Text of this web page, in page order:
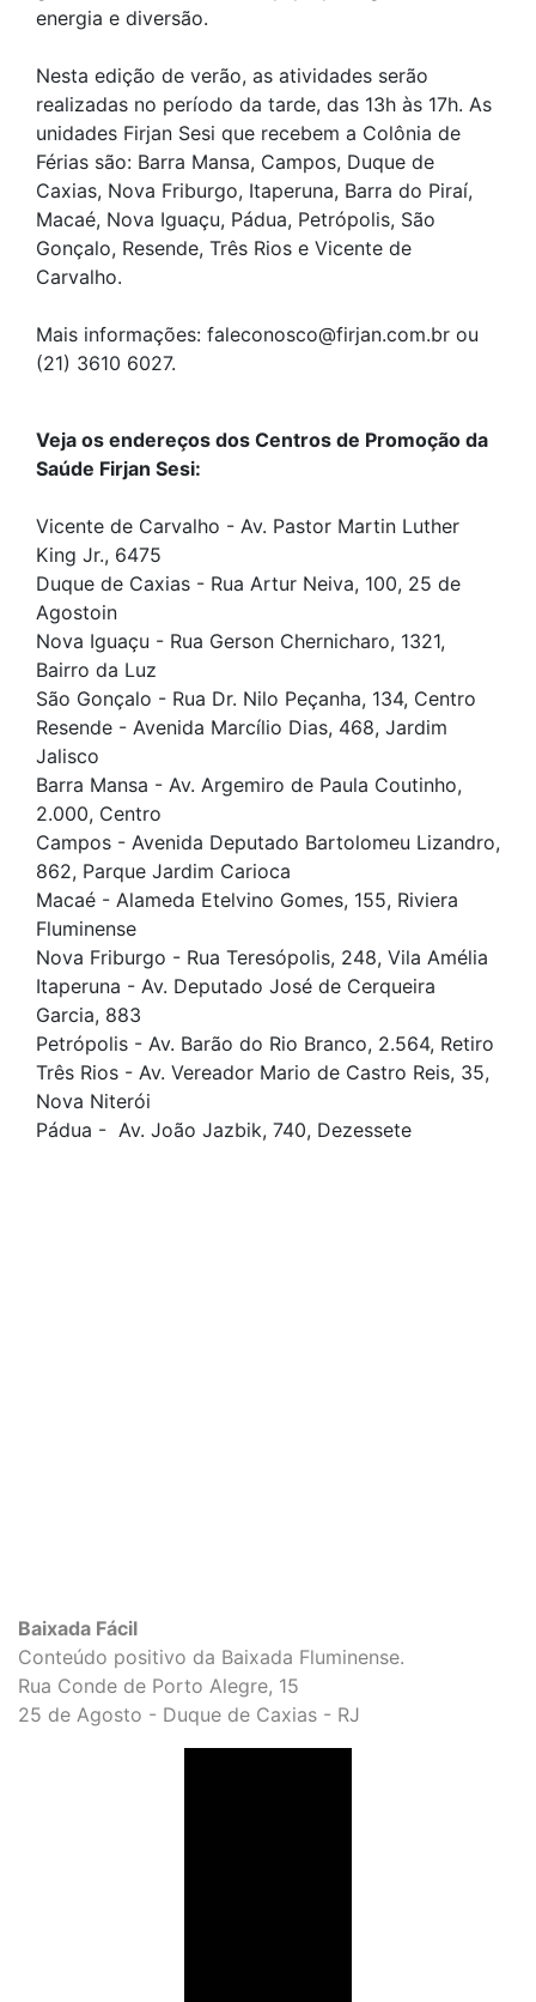
energia e diversão.
Nesta edição de verão, as atividades serão
realizadas no período da tarde, das 13h às 17h. As
unidades Firjan Sesi que recebem a Colônia de
Férias são: Barra Mansa, Campos, Duque de
Caxias, Nova Friburgo, Itaperuna, Barra do Piraí,
Macaé, Nova Iguaçu, Pádua, Petrópolis, São
Gonçalo, Resende, Três Rios e Vicente de
Carvalho.
Mais informações: faleconosco@firjan.com.br ou
(21) 3610 6027.
Veja os endereços dos Centros de Promoção da
Saúde Firjan Sesi:
Vicente de Carvalho - Av. Pastor Martin Luther
King Jr., 6475
Duque de Caxias - Rua Artur Neiva, 100, 25 de
Agostoin
Nova Iguaçu - Rua Gerson Chernicharo, 1321,
Bairro da Luz
São Gonçalo - Rua Dr. Nilo Peçanha, 134, Centro
Resende - Avenida Marcílio Dias, 468, Jardim
Jalisco
Barra Mansa - Av. Argemiro de Paula Coutinho,
2.000, Centro
Campos - Avenida Deputado Bartolomeu Lizandro,
862, Parque Jardim Carioca
Macaé - Alameda Etelvino Gomes, 155, Riviera
Fluminense
Nova Friburgo - Rua Teresópolis, 248, Vila Amélia
Itaperuna - Av. Deputado José de Cerqueira
Garcia, 883
Petrópolis - Av. Barão do Rio Branco, 2.564, Retiro
Três Rios - Av. Vereador Mario de Castro Reis, 35,
Nova Niterói
Pádua - Av. João Jazbik, 740, Dezessete
Baixada Fácil
Conteúdo positivo da Baixada Fluminense.
Rua Conde de Porto Alegre, 15
25 de Agosto - Duque de Caxias - RJ